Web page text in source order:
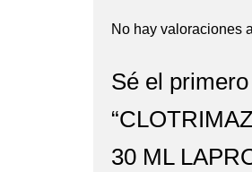
No hay valoraciones
Sé el
30 ML